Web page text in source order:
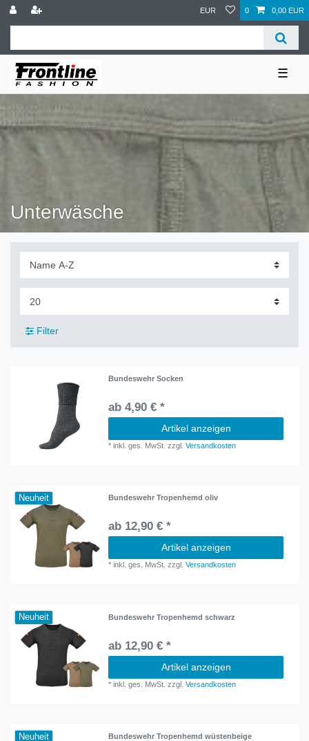
EUR 0 0,00 EUR
☰
Unterwäsche
Filter
Bundeswehr Socken
ab 4,90 € *
Artikel anzeigen
*inkl. ges. MwSt. zzgl.Versandkosten
Neuheit Bundeswehr Tropenhemd oliv
ab 12,90 € *
Artikel anzeigen
*inkl. ges. MwSt. zzgl.Versandkosten
Neuheit Bundeswehr Tropenhemd schwarz
ab 12,90 € *
Artikel anzeigen
*inkl. ges. MwSt. zzgl.Versandkosten
Neuheit Bundeswehr Tropenhemd wüstenbeige